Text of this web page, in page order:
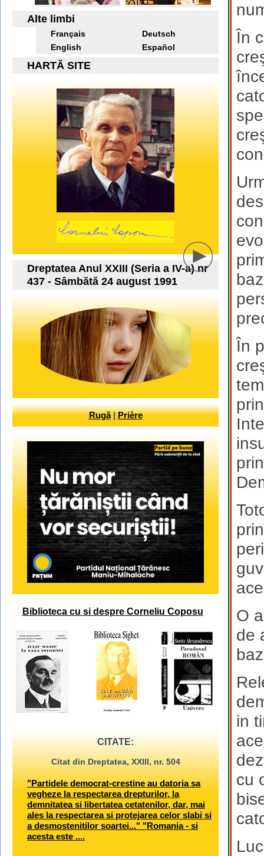
În
În
O
de
in
cu
Alte limbi
Français
Deutsch
English
Español
HARTĂ SITE
Dreptatea Anul XXIII (Seria a IV-a) nr
437 - Sâmbătă 24 august 1991
Rugă|Prière
Biblioteca cu si despre Corneliu Coposu
CITATE:
Citat din Dreptatea, XXIII, nr. 504
"Partidele democrat-crestine au datoria sa
vegheze la respectarea drepturilor, la
demnitatea si libertatea cetatenilor, dar, mai
ales la respectarea si protejarea celor slabi si
a desmostenitilor soartei..." "Romania - si
acesta este ....